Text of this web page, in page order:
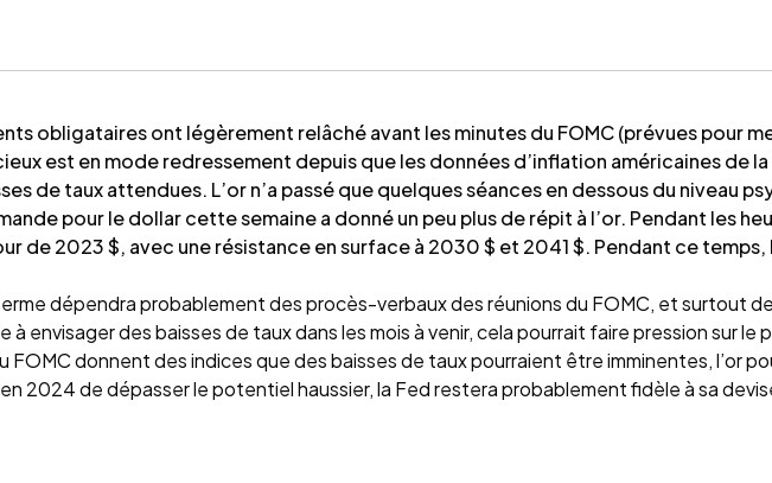
obligataires ont légèrement relâché avant les minutes du FOMC (prévues pour
est en mode redressement depuis que les données d’inflation américaines de
de taux attendues. L’or n’a passé que quelques séances en dessous du niveau
pour le dollar cette semaine a donné un peu plus de répit à l’or. Pendant les
de 2023 $, avec une résistance en surface à 2030 $ et 2041 $. Pendant ce
dépendra probablement des procès-verbaux des réunions du FOMC, et surtout
envisager des baisses de taux dans les mois à venir, cela pourrait faire pression sur le
donnent des indices que des baisses de taux pourraient être imminentes, l’or
2024 de dépasser le potentiel haussier, la Fed restera probablement fidèle à sa